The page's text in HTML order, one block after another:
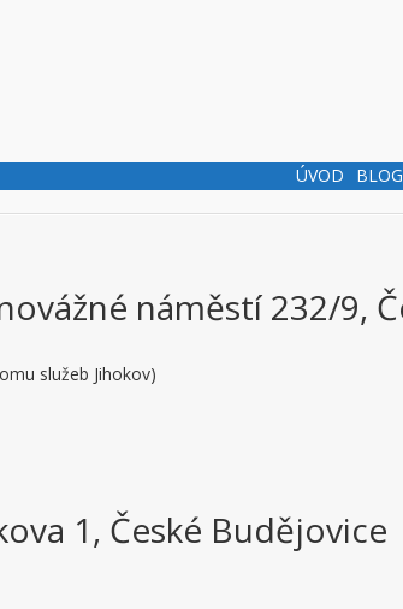
ÚVOD BLOG
náměstí 232/9,
služeb Jihokov)
1, České Budějovice